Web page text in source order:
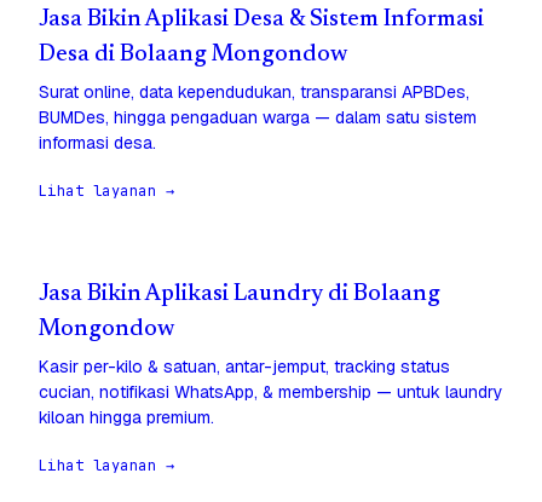
Jasa Bikin Aplikasi Desa & Sistem Informasi
Desa di Bolaang Mongondow
Surat online, data kependudukan, transparansi APBDes,
BUMDes, hingga pengaduan warga — dalam satu sistem
informasi desa.
Lihat layanan →
Jasa Bikin Aplikasi Laundry di Bolaang
Mongondow
Kasir per-kilo & satuan, antar-jemput, tracking status
cucian, notifikasi WhatsApp, & membership — untuk laundry
kiloan hingga premium.
Lihat layanan →